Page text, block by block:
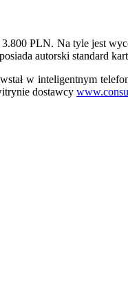
PLN. Na tyle jest
autorski standard
w inteligentnym
dostawcy